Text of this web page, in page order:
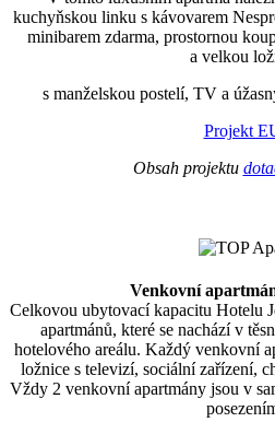
kuchyňskou linku s kávovarem
minibarem zdarma, prostornou
a velkou
s manželskou postelí, TV a
Projekt
Obsah projektu
Venkovní
Celkovou ubytovací kapacitu Hotelu
apartmánů, které se nachází v
hotelového areálu. Každý venkovní
ložnice s televizí, sociální zařízení,
Vždy 2 venkovní apartmány jsou v